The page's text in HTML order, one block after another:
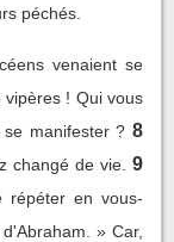
péchés.
venaient se
! Qui vous
manifester ? 8
changé de vie. 9
répéter en vous-
» Car,